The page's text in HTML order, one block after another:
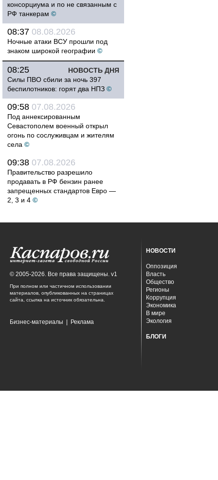
консорциума и по не связанным с
РФ танкерам ©
08:37 08.08.2026
Ночные атаки ВСУ прошли под
знаком широкой географии ©
НОВОСТЬ ДНЯ
08:25
Силы ПВО сбили за ночь 397
беспилотников: горят два НПЗ ©
09:58 07.08.2026
Под аннексированным
Севастополем военный открыл
огонь по сослуживцам и жителям
села ©
09:38 07.08.2026
Правительство разрешило
продавать в РФ бензин ранее
запрещенных стандартов Евро —
2, 3 и 4 ©
© 2005-2026. Все права защищены. v1
При полном или частичном использовании
материалов, опубликованных на страницах
сайта, ссылка на источник обязательна.
Бизнес-материалы Реклама
НОВОСТИ
Оппозиция
Власть
Общество
Регионы
Коррупция
Экономика
В мире
Экология
БЛОГИ